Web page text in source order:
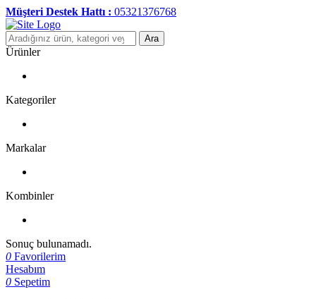
Müşteri Destek Hattı : 05321376768
Ara
Ürünler
Kategoriler
Markalar
Kombinler
Sonuç bulunamadı.
0 Favorilerim
Hesabım
0 Sepetim